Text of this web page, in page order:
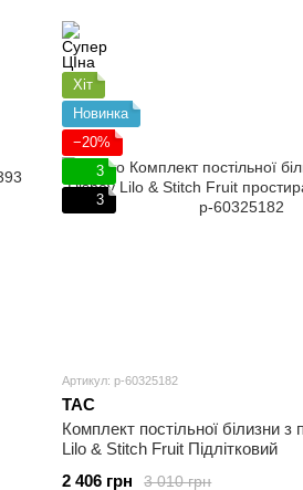
Хіт
Новинка
−20%
3
3
Артикул: p-60325182
TAC
Комплект постільної білизни з
Lilo & Stitch Fruit Підлітковий
3 010 грн
2 406 грн